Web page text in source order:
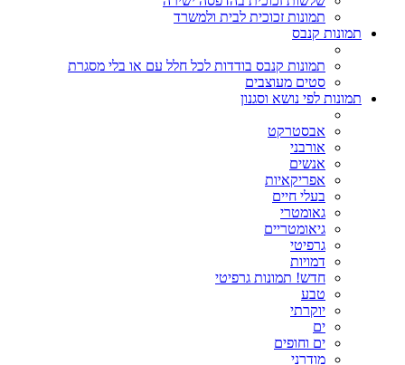
תמונות זכוכית לבית ולמשרד
תמונות קנבס
תמונות קנבס בודדות לכל חלל עם או בלי מסגרת
סטים מעוצבים
תמונות לפי נושא וסגנון
אבסטרקט
אורבני
אנשים
אפריקאיות
בעלי חיים
גאומטרי
גיאומטריים
גרפיטי
דמויות
חדש! תמונות גרפיטי
טבע
יוקרתי
ים
ים וחופים
מודרני